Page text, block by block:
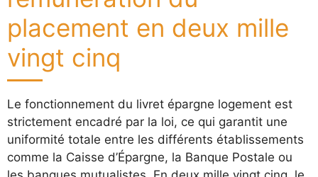
placement en deux mille
vingt cinq
Le fonctionnement du livret épargne logement est
strictement encadré par la loi, ce qui garantit une
uniformité totale entre les différents établissements
comme la Caisse d’Épargne, la Banque Postale ou